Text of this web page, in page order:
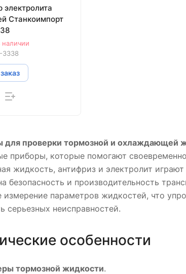
электролита
Станкоимпорт
наличии
3338
для проверки тормозной и охлаждающей
приборы, которые помогают
жидкость, антифриз и электролит
безопасность и производительность
измерение параметров жидкостей, что
серьезных неисправностей.
особенности
тормозной жидкости.